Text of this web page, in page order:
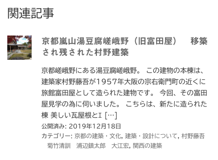
関連記事
京都嵐山湯豆腐嵯峨野（旧富田屋） 移築
され残された村野建築
京都嵯峨野にある湯豆腐嵯峨野。 この建物の本棟は、
建築家村野藤吾が1957年大阪の宗右衛門町の近くに
旅館富田屋として造られた建物です。 今回、その富田
屋見学の為に伺いました。 こちらは、新たに造られた
棟 美しい瓦屋根とｴ […]
公開済み: 2019年12月18日
カテゴリー: 京都の建築・文化 建築・設計について
村野藤吾
菊竹清訓 浦辺鎮太郎 大江宏
関西の建築